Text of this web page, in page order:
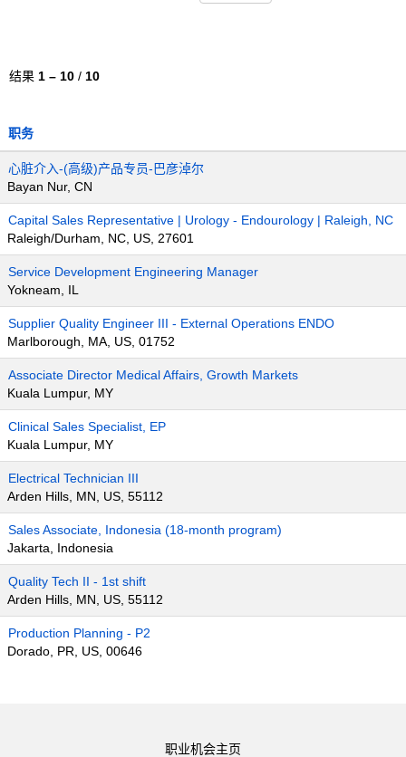
结果 1 – 10 / 10
职务
心脏介入-(高级)产品专员-巴彦淖尔
Bayan Nur, CN
Capital Sales Representative | Urology - Endourology | Raleigh, NC
Raleigh/Durham, NC, US, 27601
Service Development Engineering Manager
Yokneam, IL
Supplier Quality Engineer III - External Operations ENDO
Marlborough, MA, US, 01752
Associate Director Medical Affairs, Growth Markets
Kuala Lumpur, MY
Clinical Sales Specialist, EP
Kuala Lumpur, MY
Electrical Technician III
Arden Hills, MN, US, 55112
Sales Associate, Indonesia (18-month program)
Jakarta, Indonesia
Quality Tech II - 1st shift
Arden Hills, MN, US, 55112
Production Planning - P2
Dorado, PR, US, 00646
职业机会主页